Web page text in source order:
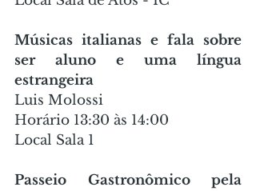
Músicas italianas e fala sobre
ser aluno e uma língua
estrangeira
Luis Molossi
Horário 13:30 às 14:00
Local Sala 1
Passeio Gastronômico pela